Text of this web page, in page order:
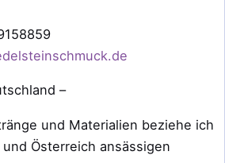
–
und Materialien beziehe ich
Österreich ansässigen